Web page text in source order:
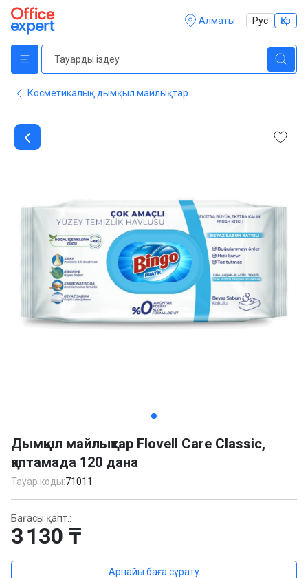
Алматы Рус Қаз
Косметикалық дымқыл майлықтар
of
2
Дымқыл майлықтар Flovell Care Classic,
қаптамада 120 дана
Тауар коды:71011
Бағасы қапт.:
3 130 ₸
Арнайы баға сұрату